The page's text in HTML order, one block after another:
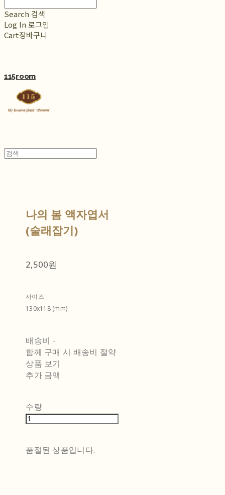
Search 검색
Log In 로그인
Cart장바구니
115room
나의 봄 액자엽서
(술래잡기)
2,500원
사이즈
130x118 (mm)
배송비 -
함께 구매 시 배송비 절약
상품 보기
추가 금액
수량
품절된 상품입니다.